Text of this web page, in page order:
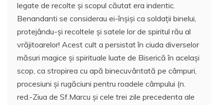
legate de recolte şi scopul căutat era indentic.
Benandanti se considerau ei-înşişi ca soldaţii binelui,
protejându-şi recoltele şi satele lor de spiritul rău al
vrăjitoarelor! Acest cult a persistat în ciuda diverselor
măsuri magice şi spirituale luate de Biserică în acelaşi
scop, ca stropirea cu apă binecuvântată pe câmpuri,
procesiuni şi rugăciuni pentru roadele câmpului (n.
red.-Ziua de Sf.Marcu şi cele trei zile precedenta ale